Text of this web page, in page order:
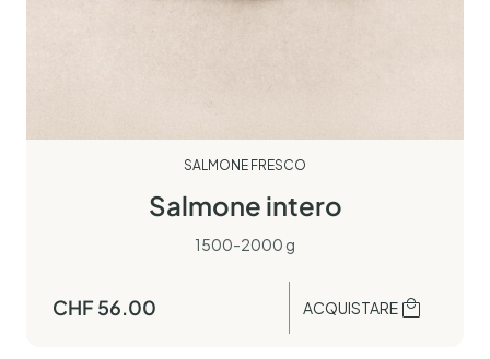
SALMONE FRESCO
Salmone intero
1500-2000 g
CHF 56.00 ACQUISTARE